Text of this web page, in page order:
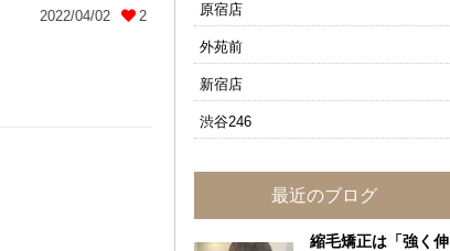
2022/04/02 2 原宿店
外苑前
新宿店
渋谷246
最近のブログ
縮毛矯正は「強く伸